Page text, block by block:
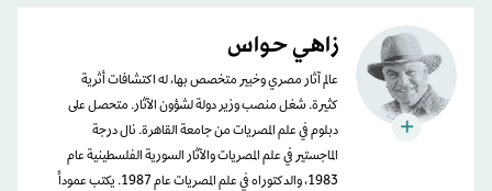
زاهي حواس
عالم آثار مصري وخبير متخصص بها، له اكتشافات أثرية
كثيرة. شغل منصب وزير دولة لشؤون الآثار. متحصل على
دبلوم في علم المصريات من جامعة القاهرة. نال درجة
الماجستير في علم المصريات والآثار السورية الفلسطينية عام
1983، والدكتوراه في علم المصريات عام 1987. يكتب عموداً